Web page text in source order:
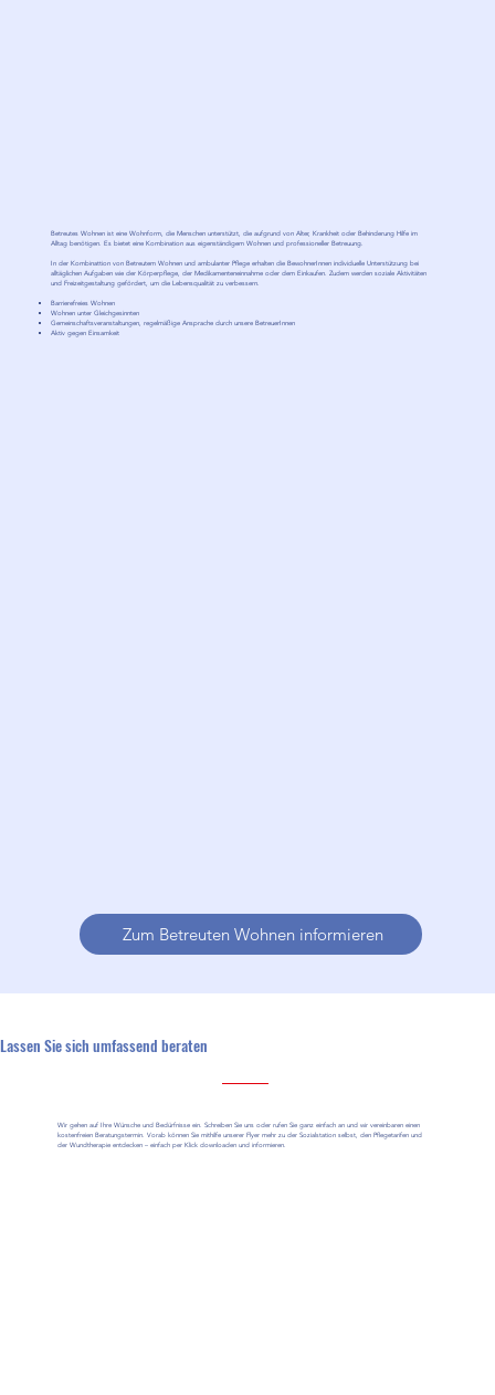
Betreutes Wohnen ist eine Wohnform, die Menschen unterstützt, die aufgrund von Alter, Krankheit oder Behinderung Hilfe im
Alltag benötigen. Es bietet eine Kombination aus eigenständigem Wohnen und professioneller Betreuung.
In der Kombinattion von Betreutem Wohnen und ambulanter Pflege erhalten die BewohnerInnen individuelle Unterstützung bei
alltäglichen Aufgaben wie der Körperpflege, der Medikamenteneinnahme oder dem Einkaufen. Zudem werden soziale Aktivitäten
und Freizeitgestaltung gefördert, um die Lebensqualität zu verbessern.
Barrierefreies Wohnen
Wohnen unter Gleichgesinnten
Gemeinschaftsveranstaltungen, regelmäßige Ansprache durch unsere BetreuerInnen
Aktiv gegen Einsamkeit
Zum Betreuten Wohnen informieren
Lassen Sie sich umfassend beraten
Wir gehen auf Ihre Wünsche und Bedürfnisse ein. Schreiben Sie uns oder rufen Sie ganz einfach an und wir vereinbaren einen
kostenfreien Beratungstermin. Vorab können Sie mithilfe unserer Flyer mehr zu der Sozialstation selbst, den Pflegetarifen und
der Wundtherapie entdecken – einfach per Klick downloaden und informieren.